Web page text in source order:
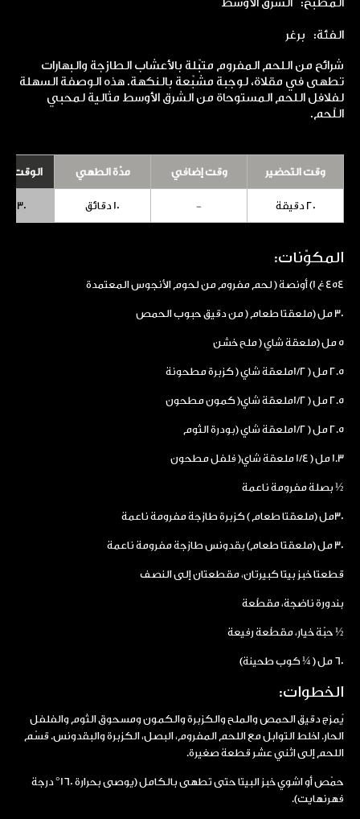
المطبخ: الشرق الأوسط
الفئة: برغر
شرائح من اللحم المفروم متبّلة بالأعشاب الطازجة والبهارات
تطهى في مقلاة، لوجبة مشبّعة بالنكهة. هذه الوصفة السهلة
لفلافل اللحم المستوحاة من الشرق الأوسط مثالية لمحبي
اللّحم.
وقت التحضير وقت إضافي مدّة الطهي الوقت
20 دقيقة - 10 دقائق 30 دقيقة
المكوّنات:
454 غ 1) أونصة ( لحم مفروم من لحوم الأنجوس المعتمدة
30 مل (ملعقتا طعام ( من دقيق حبوب الحمص
5 مل (ملعقة شاي ( ملح خشن
2.5 مل ( 1/2ملعقة شاي ( كزبرة مطحونة
2.5 مل ( 1/2ملعقة شاي( كمون مطحون
2.5 مل ( 1/2ملعقة شاي (بودرة الثوم
1.3 مل ( 1/4 ملعقة شاي( فلفل مطحون
½ بصلة مفرومة ناعمة
30مل (ملعقتا طعام ) كزبرة طازجة مفرومة ناعمة
30 مل (ملعقتا طعام) بقدونس طازجة مفرومة ناعمة
قطعتا خبز بيتا كبيرتان، مقطعتان إلى النصف
بندورة ناضجة، مقطّعة
½ حبّة خيار، مقطّعة رفيعة
60 مل ( ¼ كوب طحينة)
الخطوات:
يُمزج دقيق الحمص والملح والكزبرة والكمون ومسحوق الثوم والفلفل
الحار. اخلط التوابل مع اللحم المفروم، البصل، الكزبرة والبقدونس. قسّم
اللحم إلى اثني عشر قطعة صغيرة.
حمّص أو اشوي خبز البيتا حتى تطهى بالكامل (يوصى بحرارة 160° درجة
فهرنهايت).